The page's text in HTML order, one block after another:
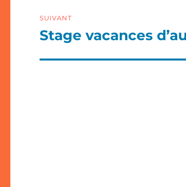
SUIVANT
Article
Stage vacances